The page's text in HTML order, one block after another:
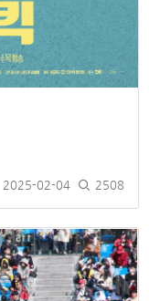
2025-02-04 2508